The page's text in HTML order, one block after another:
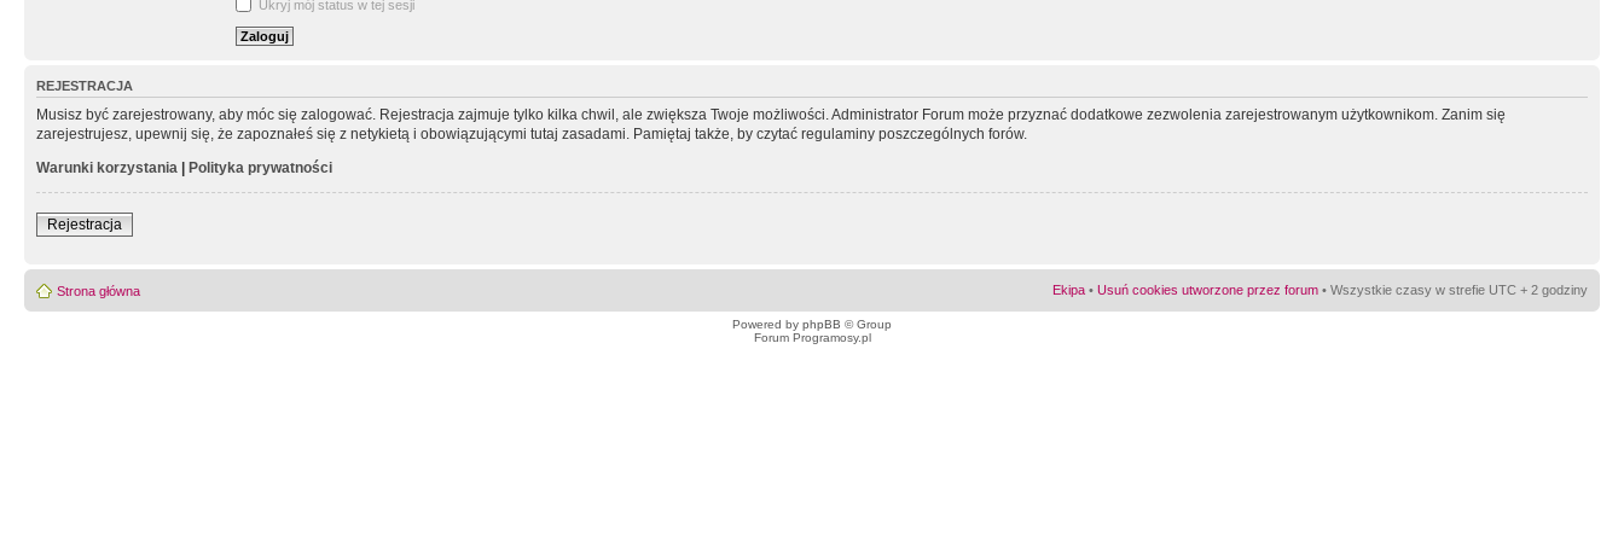
Ukryj mój status w tej sesji
REJESTRACJA
Musisz być zarejestrowany, aby móc się zalogować. Rejestracja zajmuje tylko kilka chwil, ale zwiększa Twoje możliwości. Administrator Forum może przyznać dodatkowe zezwolenia zarejestrowanym użytkownikom. Zanim się
zarejestrujesz, upewnij się, że zapoznałeś się z netykietą i obowiązującymi tutaj zasadami. Pamiętaj także, by czytać regulaminy poszczególnych forów.
Warunki korzystania | Polityka prywatności
Rejestracja
Strona główna Ekipa • Usuń cookies utworzone przez forum • Wszystkie czasy w strefie UTC + 2 godziny
Powered by phpBB © Group
Forum Programosy.pl